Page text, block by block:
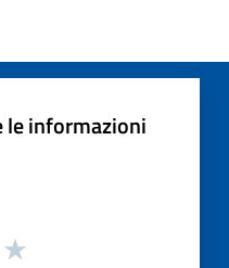
le informazioni